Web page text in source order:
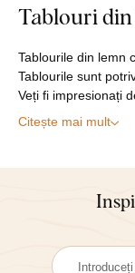
Tablouri
Tablourile din lemn
Tablourile sunt
Veți fi impresionați
Citește mai mult